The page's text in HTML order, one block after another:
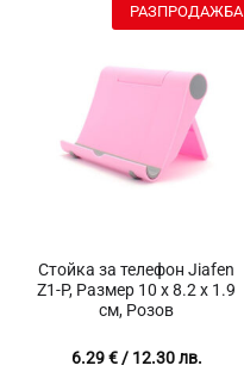
Стойка за телефон Jiafen
Z1-P, Размер 10 х 8.2 х 1.9
см, Розов
6.29€/ 12.30 лв.
РАЗПРОДАЖБА